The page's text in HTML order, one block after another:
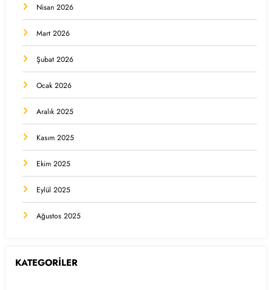
Nisan 2026
Mart 2026
Şubat 2026
Ocak 2026
Aralık 2025
Kasım 2025
Ekim 2025
Eylül 2025
Ağustos 2025
KATEGORİLER